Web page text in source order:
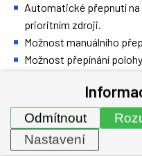
Automatické přepnutí
prioritním zdroji.
Možnost manuálního
Možnost přepínání
6 programovatelných
0MF, MRT, 0MR, CDT).
Programování přes LCD
Možnost ovládání a
Odmítnout
Nastavení